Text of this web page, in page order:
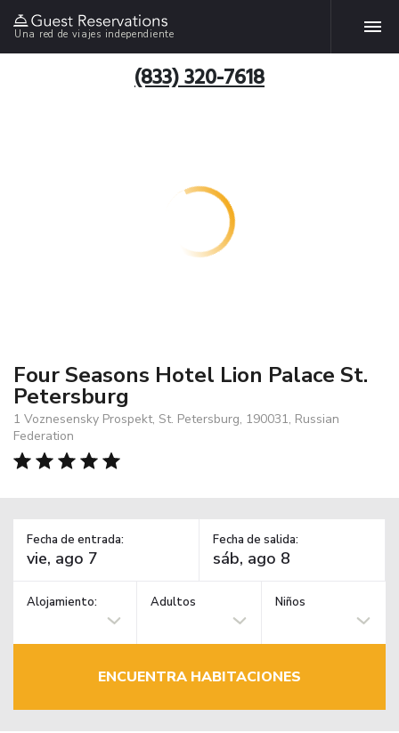
Una red de viajes independiente
(833) 320-7618
Four Seasons Hotel Lion Palace St.
Petersburg
1 Voznesensky Prospekt, St. Petersburg, 190031, Russian
Federation
Fecha de entrada: Fecha de salida:
Alojamiento: Adultos Niños
ENCUENTRA HABITACIONES